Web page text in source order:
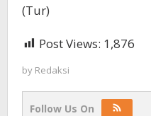
(Tur)
Post Views: 1,876
by Redaksi
Follow Us On